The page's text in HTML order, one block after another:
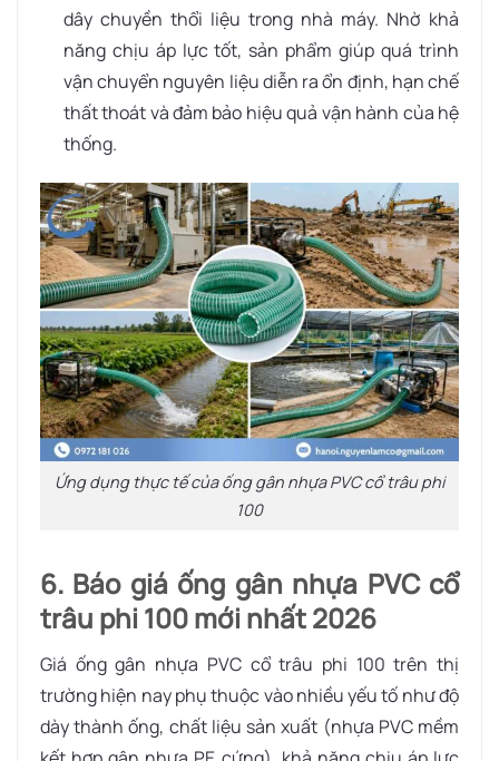
dây chuyền thổi liệu trong nhà máy. Nhờ khả
năng chịu áp lực tốt, sản phẩm giúp quá trình
vận chuyển nguyên liệu diễn ra ổn định, hạn chế
thất thoát và đảm bảo hiệu quả vận hành của hệ
thống.
Ứng dụng thực tế của ống gân nhựa PVC cổ trâu phi
100
6. Báo giá ống gân nhựa PVC cổ
trâu phi 100 mới nhất 2026
Giá ống gân nhựa PVC cổ trâu phi 100 trên thị
trường hiện nay phụ thuộc vào nhiều yếu tố như độ
dày thành ống, chất liệu sản xuất (nhựa PVC mềm